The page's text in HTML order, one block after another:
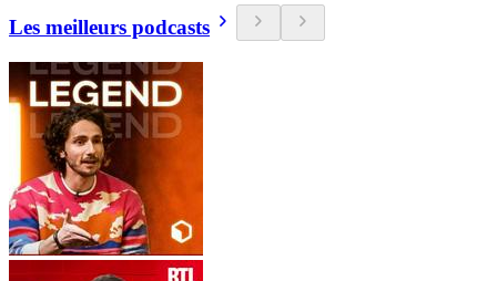
Les meilleurs podcasts